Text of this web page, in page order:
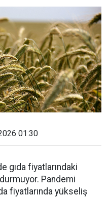
01:30
gıda fiyatlarındaki
Pandemi
fiyatlarında yükseliş